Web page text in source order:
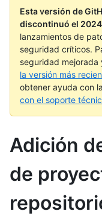
Esta versión de
discontinuó el
lanzamientos de
seguridad críticos.
seguridad
la versión más
obtener ayuda con
con el soporte
Adición
de